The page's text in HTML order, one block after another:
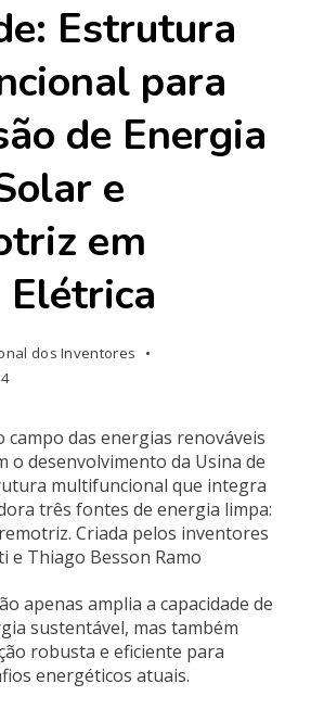
Estrutura
para
de Energia
e
em
Elétrica
dos Inventores
campo das energias renováveis
o desenvolvimento da Usina de
multifuncional que integra
três fontes de energia limpa:
Criada pelos inventores
e Thiago Besson Ramo
apenas amplia a capacidade de
sustentável, mas também
robusta e eficiente para
energéticos atuais.